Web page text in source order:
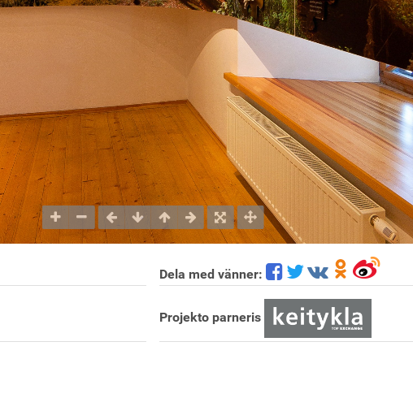
Dela med vänner:
Projekto parneris